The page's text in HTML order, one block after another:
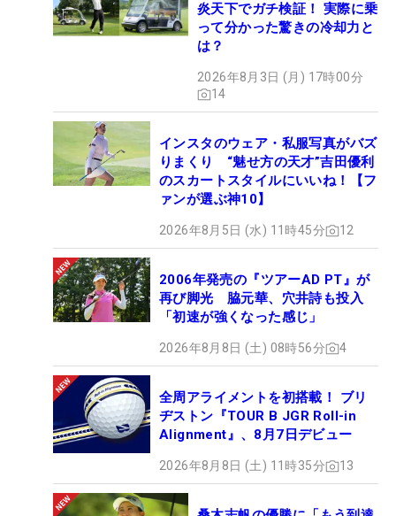
炎天下でガチ検証！ 実際に乗
って分かった驚きの冷却力と
は？
2026年8月3日 (月) 17時00分
14
インスタのウェア・私服写真がバズ
りまくり “魅せ方の天才”吉田優利
のスカートスタイルにいいね！【フ
ァンが選ぶ神10】
2026年8月5日 (水) 11時45分 12
2006年発売の『ツアーAD PT』が
再び脚光 脇元華、穴井詩も投入
「初速が強くなった感じ」
2026年8月8日 (土) 08時56分 4
全周アライメントを初搭載！ ブリ
ヂストン『TOUR B JGR Roll-in
Alignment』、8月7日デビュー
2026年8月8日 (土) 11時35分 13